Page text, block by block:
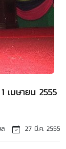
เมษายน 2555
27 มี.ค. 2555